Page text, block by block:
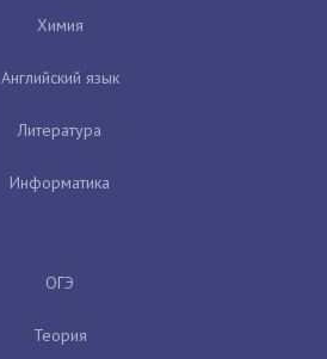
Химия
Английский язык
Литература
Информатика
ОГЭ
Теория